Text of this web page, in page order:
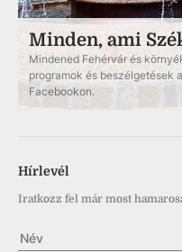
Minden, ami
Mindened Fehérvár és
programok és beszélgetések
Facebookon.
Hírlevél
Iratkozz fel már most